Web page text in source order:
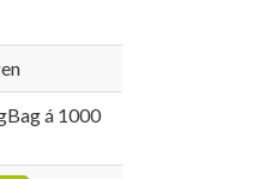
á 1000